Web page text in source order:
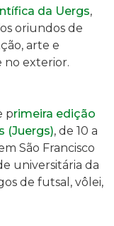
da Uergs,
oriundos de
arte e
no exterior.
primeira edição
(Juergs), de 10 a
São Francisco
universitária da
de futsal, vôlei,